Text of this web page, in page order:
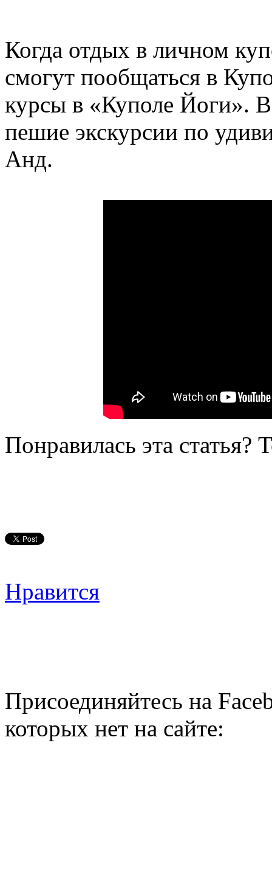
Когда отдых в личном
смогут пообщаться в
курсы в «Куполе Йоги». В
пешие экскурсии по
Анд.
Понравилась эта статья?
Нравится
Присоединяйтесь на
которых нет на сайте: